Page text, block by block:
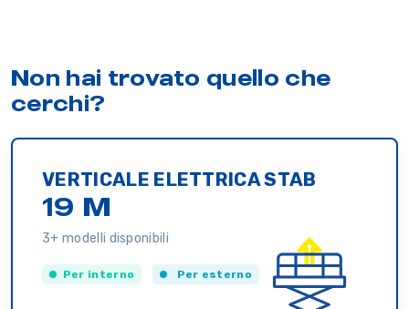
Non hai trovato quello che
cerchi?
VERTICALE ELETTRICA STAB
19 M
3+ modelli disponibili
Per interno Per esterno